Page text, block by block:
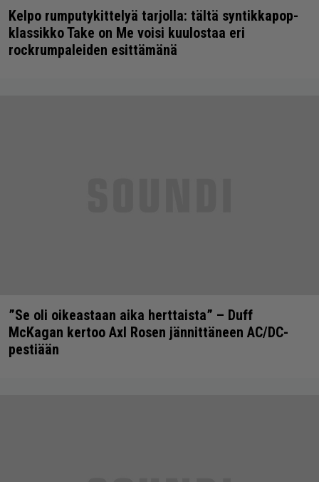
Kelpo rumputykittelyä tarjolla: tältä syntikkapop-
klassikko Take on Me voisi kuulostaa eri
rockrumpaleiden esittämänä
”Se oli oikeastaan aika herttaista” – Duff
McKagan kertoo Axl Rosen jännittäneen AC/DC-
pestiään